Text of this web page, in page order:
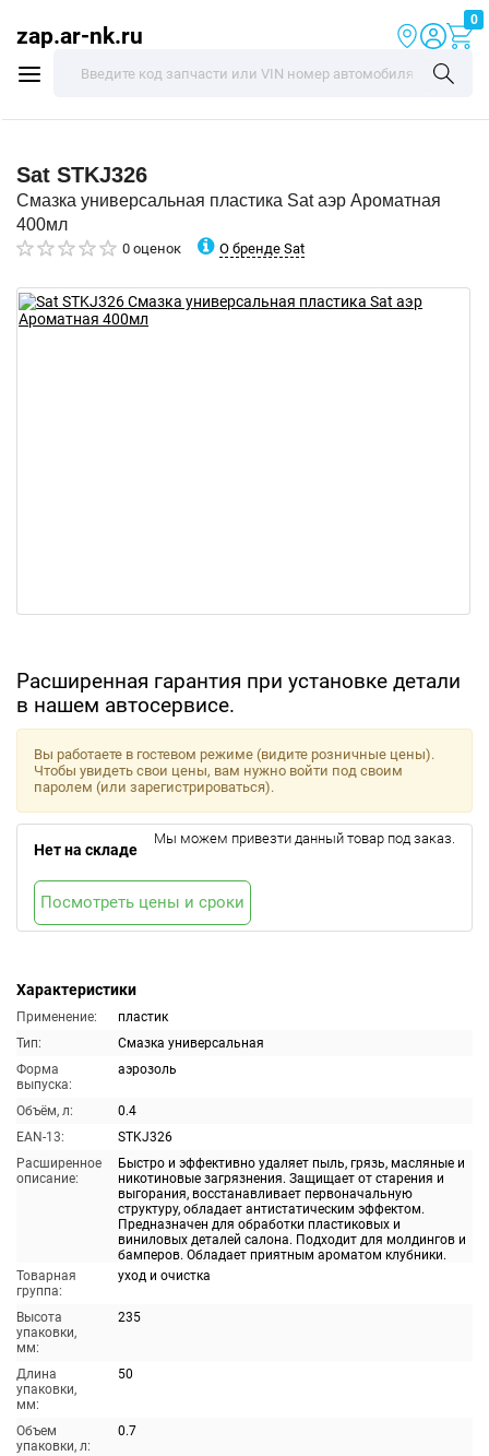
zap.ar-nk.ru
0
Sat STKJ326
Смазка универсальная пластика Sat аэр Ароматная
400мл
0 оценок О бренде Sat
Расширенная гарантия при установке детали
в нашем автосервисе.
Характеристики
Применение:
пластик
Тип:
Смазка универсальная
Форма
выпуска:
аэрозоль
Объём, л:
0.4
EAN-13:
STKJ326
Расширенное
описание:
Быстро и эффективно удаляет пыль, грязь, масляные и
никотиновые загрязнения. Защищает от старения и
выгорания, восстанавливает первоначальную
структуру, обладает антистатическим эффектом.
Предназначен для обработки пластиковых и
виниловых деталей салона. Подходит для молдингов и
бамперов. Обладает приятным ароматом клубники.
Товарная
группа:
уход и очистка
Высота
упаковки,
мм:
235
Длина
упаковки,
мм:
50
Объем
упаковки, л:
0.7
Вы работаете в гостевом режиме (видите розничные цены).
Чтобы увидеть свои цены, вам нужно войти под своим
паролем (или зарегистрироваться).
Нет на складе
Мы можем привезти данный товар под заказ.
Посмотреть цены и сроки